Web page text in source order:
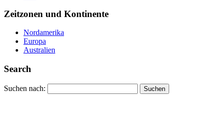
Zeitzonen und Kontinente
Nordamerika
Europa
Australien
Search
Suchen nach: